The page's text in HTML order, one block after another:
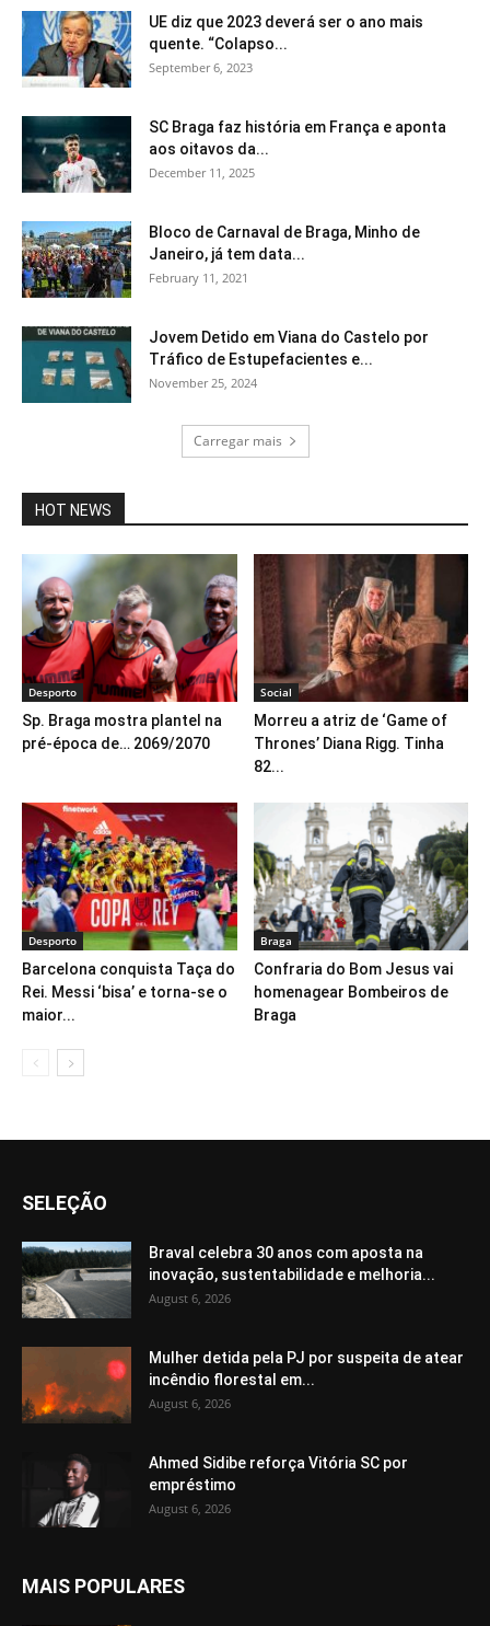
UE diz que 2023 deverá ser o ano mais
quente. “Colapso...
September 6, 2023
SC Braga faz história em França e aponta
aos oitavos da...
December 11, 2025
Bloco de Carnaval de Braga, Minho de
Janeiro, já tem data...
February 11, 2021
Jovem Detido em Viana do Castelo por
Tráfico de Estupefacientes e...
November 25, 2024
Carregar mais
HOT NEWS
Desporto
Sp. Braga mostra plantel na
pré-época de… 2069/2070
Social
Morreu a atriz de ‘Game of
Thrones’ Diana Rigg. Tinha
82...
Desporto
Barcelona conquista Taça do
Rei. Messi ‘bisa’ e torna-se o
maior...
Braga
Confraria do Bom Jesus vai
homenagear Bombeiros de
Braga
SELEÇÃO
Braval celebra 30 anos com aposta na
inovação, sustentabilidade e melhoria...
August 6, 2026
Mulher detida pela PJ por suspeita de atear
incêndio florestal em...
August 6, 2026
Ahmed Sidibe reforça Vitória SC por
empréstimo
August 6, 2026
MAIS POPULARES